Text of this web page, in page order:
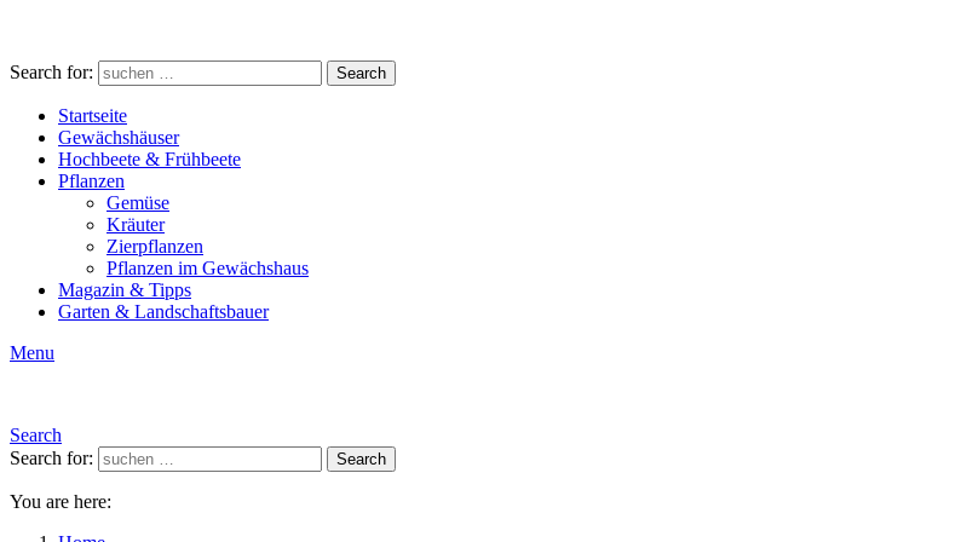
Search for: Search
Startseite
Gewächshäuser
Hochbeete & Frühbeete
Pflanzen
Gemüse
Kräuter
Zierpflanzen
Pflanzen im Gewächshaus
Magazin & Tipps
Garten & Landschaftsbauer
Menu
Search
Search for:
Search
You are here: